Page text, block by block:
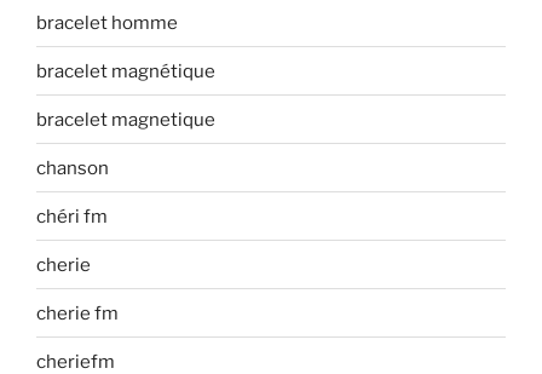
bracelet homme
bracelet magnétique
bracelet magnetique
chanson
chéri fm
cherie
cherie fm
cheriefm